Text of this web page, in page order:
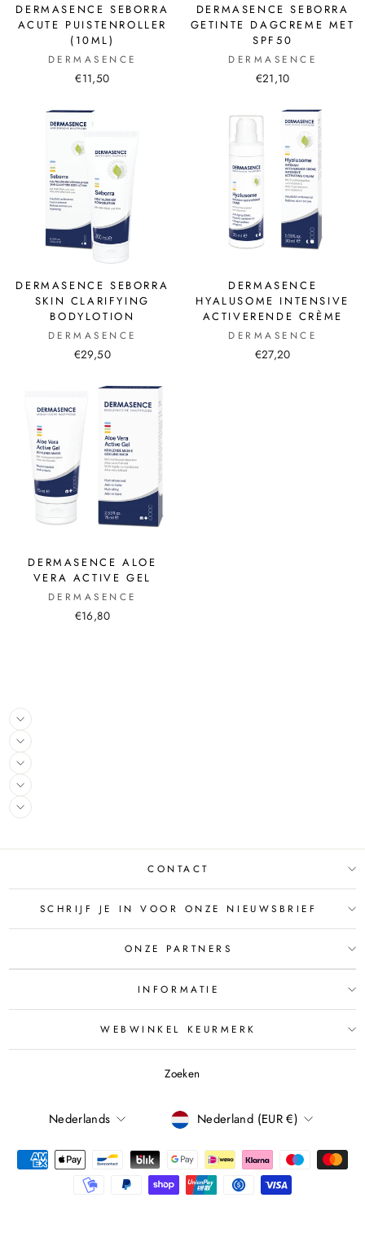
DERMASENCE SEBORRA
ACUTE PUISTENROLLER
(10ML)
DERMASENCE
€11,50
DERMASENCE SEBORRA
GETINTE DAGCREME MET
SPF50
DERMASENCE
€21,10
DERMASENCE SEBORRA
SKIN CLARIFYING
BODYLOTION
DERMASENCE
€29,50
DERMASENCE
HYALUSOME INTENSIVE
ACTIVERENDE CRÈME
DERMASENCE
€27,20
DERMASENCE ALOE
VERA ACTIVE GEL
DERMASENCE
€16,80
CONTACT
SCHRIJF JE IN VOOR ONZE NIEUWSBRIEF
ONZE PARTNERS
INFORMATIE
WEBWINKEL KEURMERK
Zoeken
TAAL
Nederlands Nederland (EUR €)